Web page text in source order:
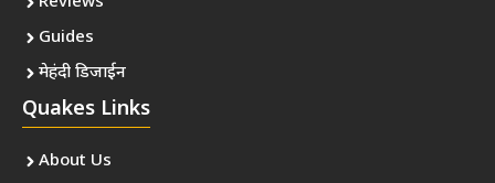
Guides
मेहंदी डिजाईन
Quakes Links
About Us